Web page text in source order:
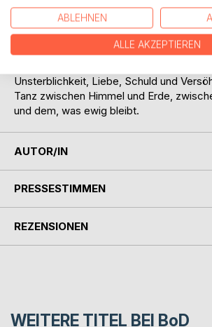
Was sie alle nicht ahnen: Keltos, der
und Teutates, hat eigene Pläne. Und er
Grenzen, weder menschlich noch
SOULS OF THE IMMORTAL
Unsterblichkeit, Liebe, Schuld und
Tanz zwischen Himmel und Erde,
und dem, was ewig bleibt.
AUTOR/IN
PRESSESTIMMEN
REZENSIONEN
WEITERE TITEL BEI BoD
ABLEHNEN
ALLE AKZEPTIEREN